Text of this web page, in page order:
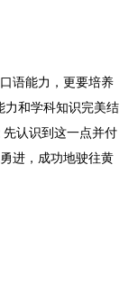
语能力，更要培养
和学科知识完美结
认识到这一点并付
进，成功地驶往黄